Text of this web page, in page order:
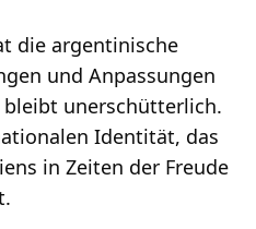
die argentinische
und Anpassungen
unerschütterlich.
Identität, das
in Zeiten der Freude